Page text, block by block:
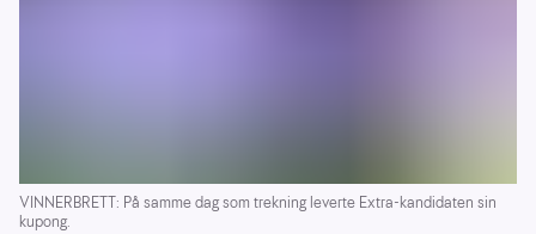
VINNERBRETT: På samme dag som trekning leverte Extra-kandidaten sin
kupong.